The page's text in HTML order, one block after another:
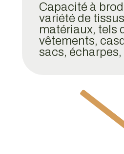
Capacité à
variété de
matériaux, tels
vêtements,
sacs, écharpes,